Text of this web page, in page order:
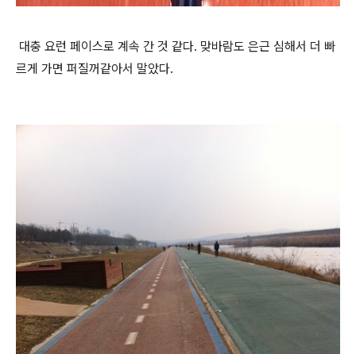
대충 요런 페이스로 계속 간 것 같다. 맞바람도 은근 심해서 더 빠
르게 가면 퍼질꺼같아서 말았다.